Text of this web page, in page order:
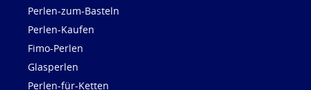
Perlen-zum-Basteln
Perlen-Kaufen
Fimo-Perlen
Glasperlen
Perlen-für-Ketten